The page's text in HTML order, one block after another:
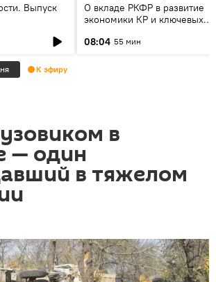
Выпуск
О вкладе РКФР в развитие
экономики КР и ключевых
08:04 55 мин
К эфиру
в
— один
в тяжелом